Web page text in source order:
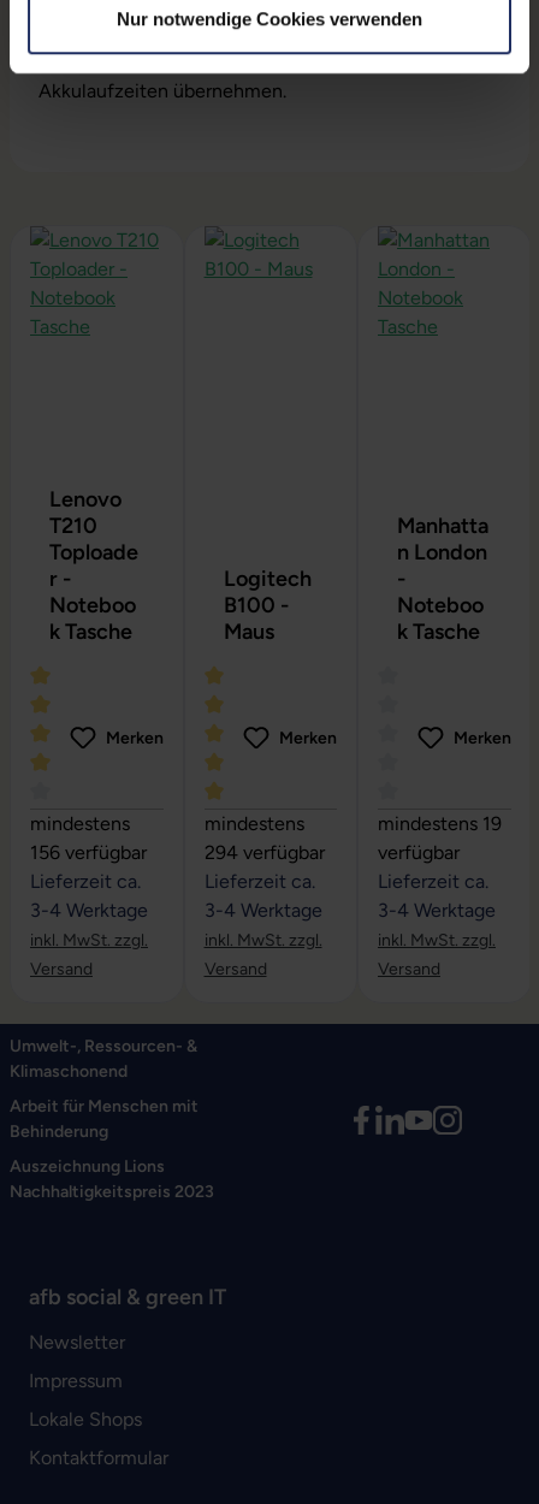
Nur notwendige Cookies verwenden
Akku-Kapazität liegt im Normalfall deutlich über 60%.
Dennoch können wir keine Garantieleistungen auf
Akkulaufzeiten übernehmen.
Produktgalerie überspringen
Lenovo
T210
Toploade
r -
Noteboo
k Tasche
Durchschnittliche Bewertung von 4 von 5 Sternen
Merken
mindestens
156 verfügbar
Lieferzeit ca.
3-4 Werktage
inkl. MwSt. zzgl.
Versand
Logitech
B100 -
Maus
Durchschnittliche Bewertung von 5
Merken
mindestens
294 verfügbar
Lieferzeit ca.
3-4 Werktage
inkl. MwSt. zzgl.
Versand
Manhatta
n London
-
Noteboo
k Tasche
Durchschnittliche
Merken
mindestens 19
verfügbar
Lieferzeit ca.
3-4 Werktage
inkl. MwSt. zzgl.
Versand
Umwelt-, Ressourcen- &
Klimaschonend
Arbeit für Menschen mit
Behinderung
Auszeichnung Lions
Nachhaltigkeitspreis 2023
afb social & green IT
Newsletter
Impressum
Lokale Shops
Kontaktformular